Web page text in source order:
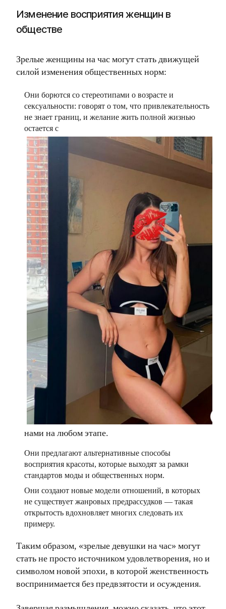
Изменение восприятия женщин в
обществе
Зрелые женщины на час могут стать движущей
силой изменения общественных норм:
Они борются со стереотипами о возрасте и
сексуальности: говорят о том, что привлекательность
не знает границ, и желание жить полной жизнью
остается с
нами на любом этапе.
Они предлагают альтернативные способы
восприятия красоты, которые выходят за рамки
стандартов моды и общественных норм.
Они создают новые модели отношений, в которых
не существует жанровых предрассудков — такая
открытость вдохновляет многих следовать их
примеру.
Таким образом, «зрелые девушки на час» могут
стать не просто источником удовлетворения, но и
символом новой эпохи, в которой женственность
воспринимается без предвзятости и осуждения.